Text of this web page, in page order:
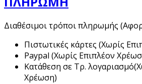
Διαθέσιμοι τρόποι πληρωμής
Πιστωτικές κάρτες (Χωρίς
Paypal (Χωρίς Επιπλέον
Κατάθεση σε Τρ.
Χρέωση)